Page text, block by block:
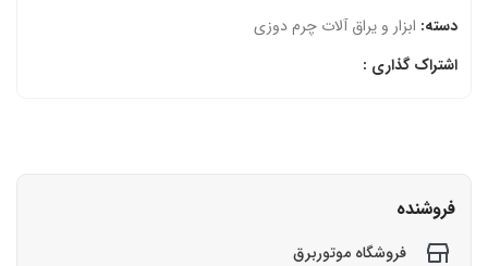
دسته: ابزار و یراق آلات چرم دوزی
اشتراک گذاری :
فروشنده
فروشگاه موتوربرق